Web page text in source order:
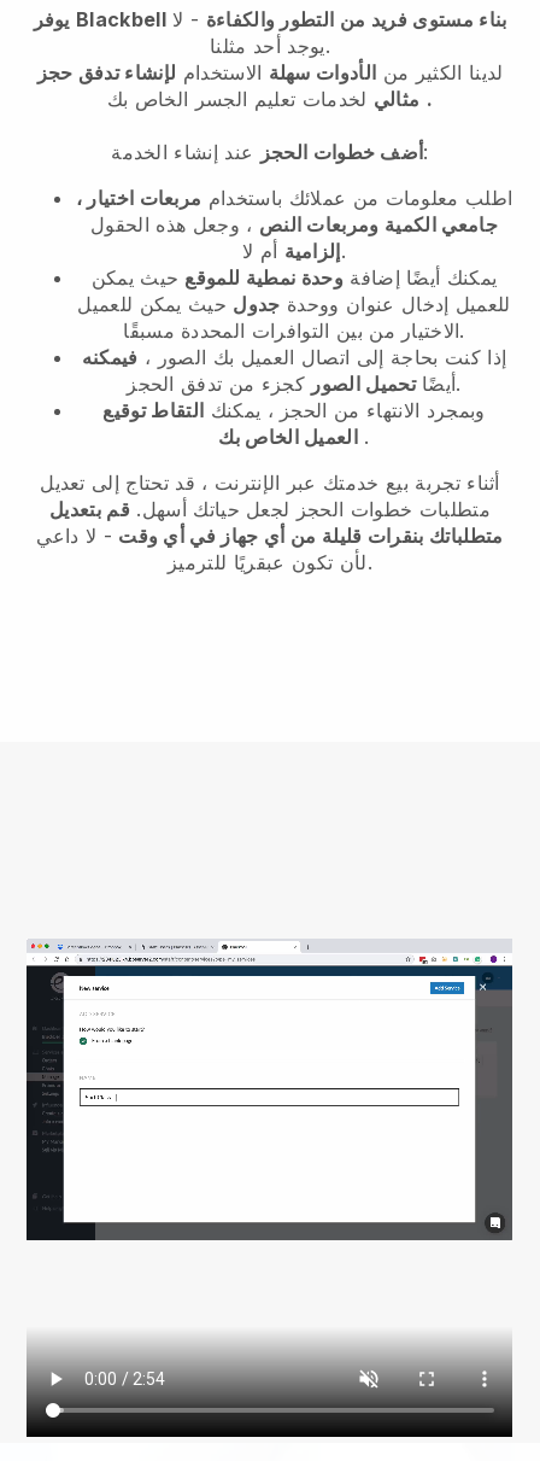
يوفر Blackbell بناء مستوى فريد من التطور والكفاءة - لا
يوجد أحد مثلنا.
لدينا الكثير من الأدوات سهلة الاستخدام لإنشاء تدفق حجز
مثالي لخدمات تعليم الجسر الخاص بك .
أضف خطوات الحجزعند إنشاء الخدمة:
اطلب معلومات من عملائك باستخدام مربعات اختيار ،
جامعي الكمية ومربعات النص ، وجعل هذه الحقول
إلزاميةأم لا.
يمكنك أيضًا إضافة وحدة نمطية للموقع حيث يمكن
للعميل إدخال عنوان ووحدة جدول حيث يمكن للعميل
الاختيار من بين التوافرات المحددة مسبقًا.
إذا كنت بحاجة إلى اتصال العميل بك الصور ، فيمكنه
أيضًاتحميل الصور
كجزء من تدفق الحجز.
وبمجرد الانتهاء من الحجز ، يمكنك التقاط توقيع
العميل الخاص بك .
أثناء تجربة بيع خدمتك عبر الإنترنت ، قد تحتاج إلى تعديل
متطلبات خطوات الحجز لجعل حياتك أسهل. قم بتعديل
متطلباتك بنقرات قليلة من أي جهاز في أي وقت - لا داعي
لأن تكون عبقريًا للترميز.